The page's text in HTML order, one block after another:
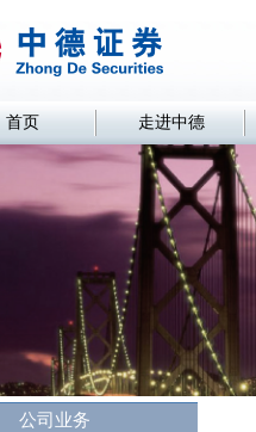
首页 走进中德
公司业务